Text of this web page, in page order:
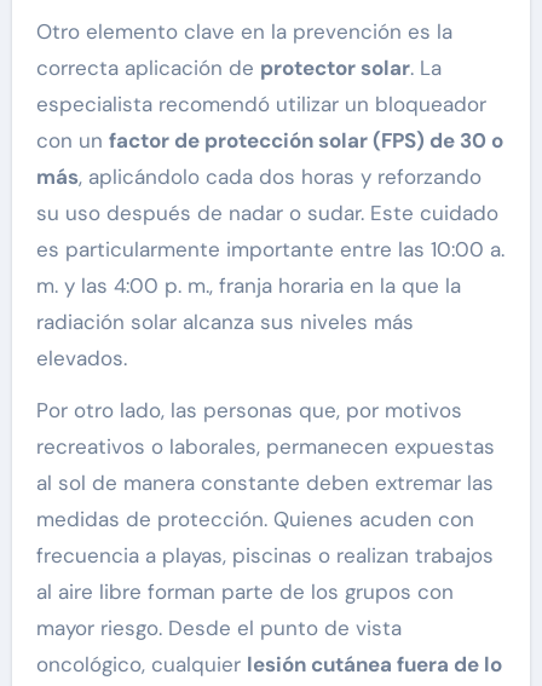
Otro elemento clave en la prevención es la
correcta aplicación de protector solar. La
especialista recomendó utilizar un bloqueador
con un factor de protección solar (FPS) de 30 o
más, aplicándolo cada dos horas y reforzando
su uso después de nadar o sudar. Este cuidado
es particularmente importante entre las 10:00 a.
m. y las 4:00 p. m., franja horaria en la que la
radiación solar alcanza sus niveles más
elevados.
Por otro lado, las personas que, por motivos
recreativos o laborales, permanecen expuestas
al sol de manera constante deben extremar las
medidas de protección. Quienes acuden con
frecuencia a playas, piscinas o realizan trabajos
al aire libre forman parte de los grupos con
mayor riesgo. Desde el punto de vista
oncológico, cualquier lesión cutánea fuera de lo